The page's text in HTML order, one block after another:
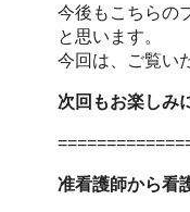
今後もこちらの
と思います。
今回は、ご覧い
次回もお楽しみ
准看護師から看